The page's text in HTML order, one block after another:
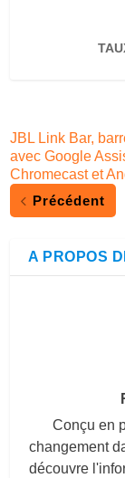
JBL Link Bar,
avec Google
Chromecast et
Précédent
A PROPOS
Conçu en
changement
découvre